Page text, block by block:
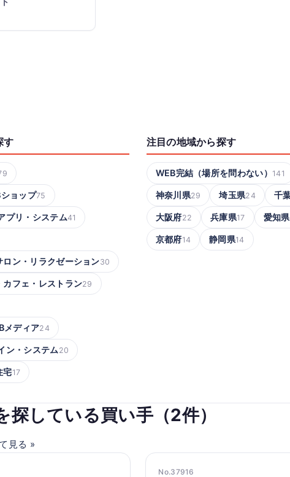
す
ョップ75
プリ・システム41
ン・リラクゼーション30
カフェ・レストラン29
メディア24
ン・システム 20
宅17
注目の地域から探す
WEB完結（場所を問わない） 141
神奈川県29 埼玉県24 千
大阪府22 兵庫県17 愛知県
京都府14 静岡県14
探している買い手（2件）
見る »
No.37916